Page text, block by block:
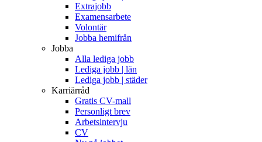
Extrajobb
Examensarbete
Volontär
Jobba hemifrån
Jobba
Alla lediga jobb
Lediga jobb | län
Lediga jobb | städer
Karriärråd
Gratis CV-mall
Personligt brev
Arbetsintervju
CV